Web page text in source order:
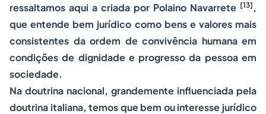
ressaltamos aqui a criada por Polaino Navarrete [13] ,
que entende bem jurídico como bens e valores mais
consistentes da ordem de convivência humana em
condições de dignidade e progresso da pessoa em
sociedade.
Na doutrina nacional, grandemente influenciada pela
doutrina italiana, temos que bem ou interesse jurídico